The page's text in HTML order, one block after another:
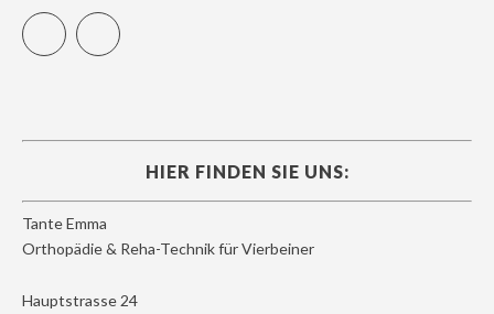
FacebookInstagram
HIER FINDEN SIE UNS:
Tante Emma
Orthopädie & Reha-Technik für Vierbeiner
Hauptstrasse 24